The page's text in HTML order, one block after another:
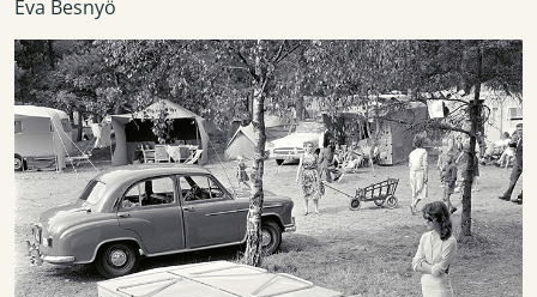
Eva Besnyö